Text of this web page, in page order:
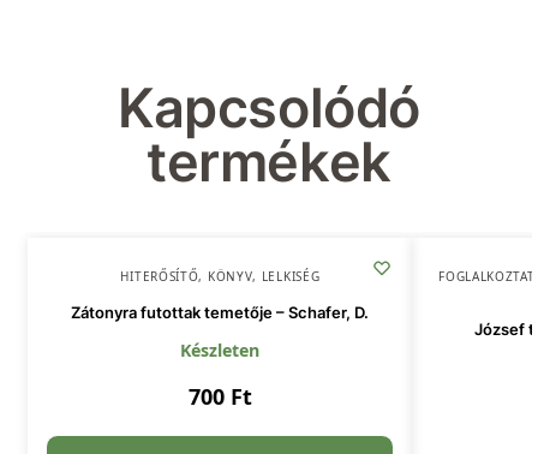
Kapcsolódó
termékek
HITERŐSÍTŐ, KÖNYV, LELKISÉG
Zátonyra futottak temetője – Schafer, D.
Készleten
700 Ft
József